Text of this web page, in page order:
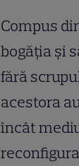
Compus
bogăția și
fără
acestora
încât